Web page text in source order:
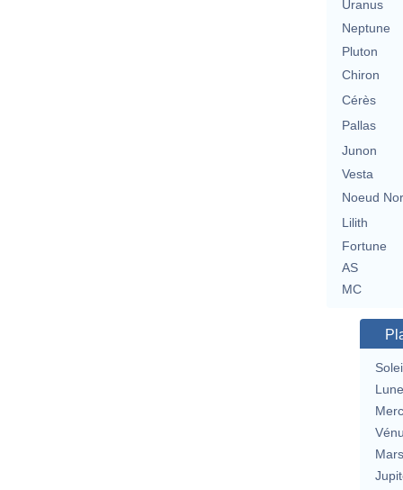
Uranus
Neptune
Pluton
Chiron
Cérès
Pallas
Junon
Vesta
Noeud
Lilith
Fortune
AS
MC
Lune
Mars